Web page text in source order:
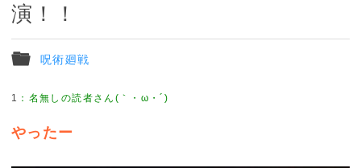
演！！
呪術廻戦
1 ： 名無しの読者さん(｀・ω・´)
やったー